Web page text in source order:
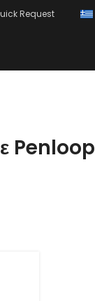
Request
Penloop